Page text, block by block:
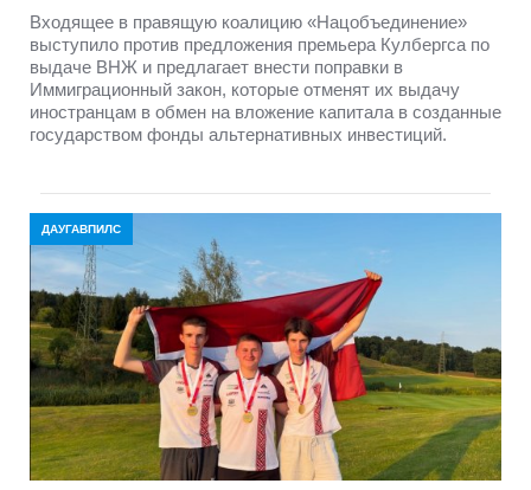
Входящее в правящую коалицию «Нацобъединение»
выступило против предложения премьера Кулбергса по
выдаче ВНЖ и предлагает внести поправки в
Иммиграционный закон, которые отменят их выдачу
иностранцам в обмен на вложение капитала в созданные
государством фонды альтернативных инвестиций.
ДАУГАВПИЛС